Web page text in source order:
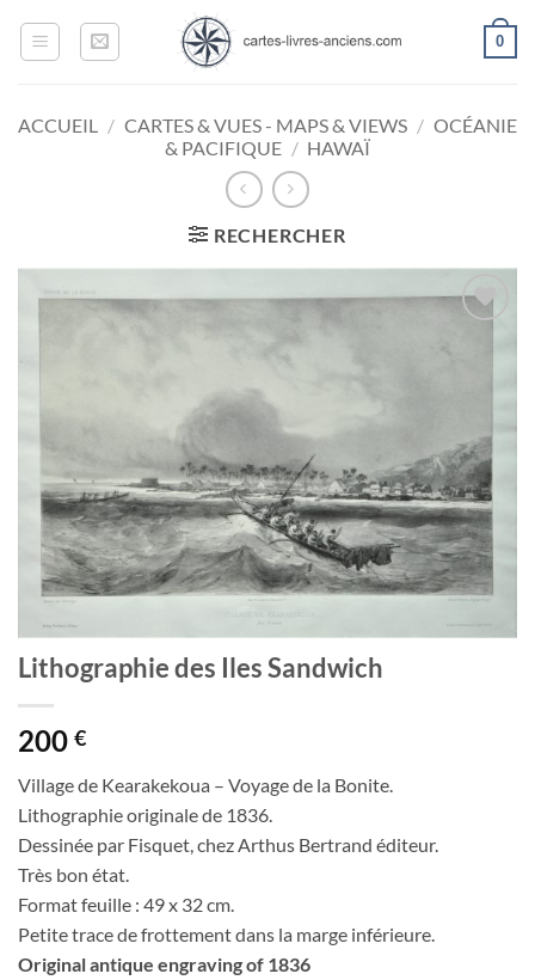
0
ACCUEIL / CARTES & VUES - MAPS & VIEWS / OCÉANIE
& PACIFIQUE / HAWAÏ
RECHERCHER
Lithographie des Iles Sandwich
200 €
Village de Kearakekoua – Voyage de la Bonite.
Lithographie originale de 1836.
Dessinée par Fisquet, chez Arthus Bertrand éditeur.
Très bon état.
Format feuille : 49 x 32 cm.
Petite trace de frottement dans la marge inférieure.
Original antique engraving of 1836